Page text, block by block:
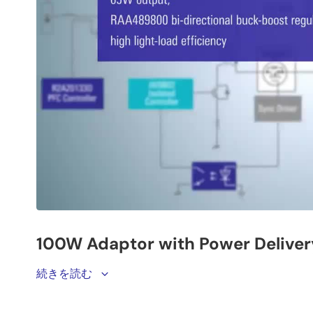
Renesas’ smart asset tracking label leverages
続きを読む